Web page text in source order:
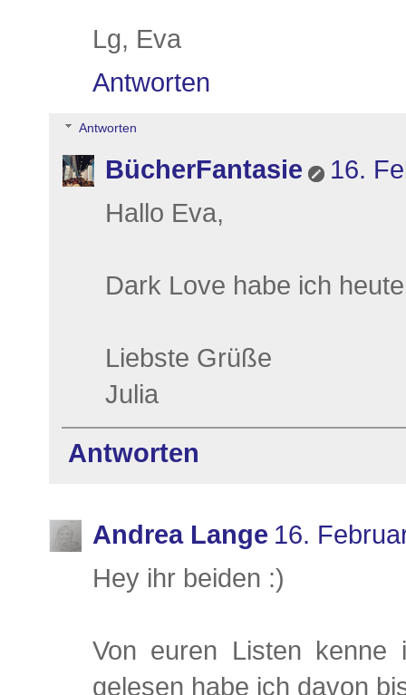
Lg, Eva
Antworten
Antworten
BücherFantasie
16.
Hallo Eva,
Dark Love habe ich
Liebste Grüße
Julia
Antworten
Andrea Lange 16.
Hey ihr beiden :)
Von euren Listen kenne
gelesen habe ich davon